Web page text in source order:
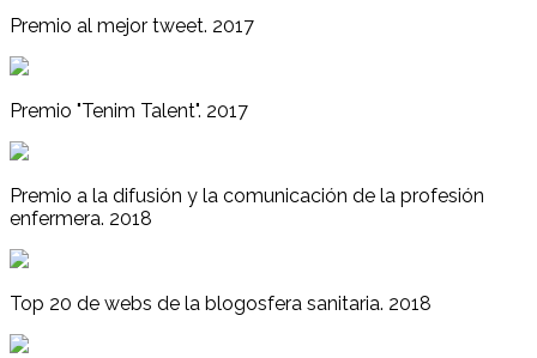
Premio al mejor tweet. 2017
Premio "Tenim Talent". 2017
Premio a la difusión y la comunicación de la profesión
enfermera. 2018
Top 20 de webs de la blogosfera sanitaria. 2018